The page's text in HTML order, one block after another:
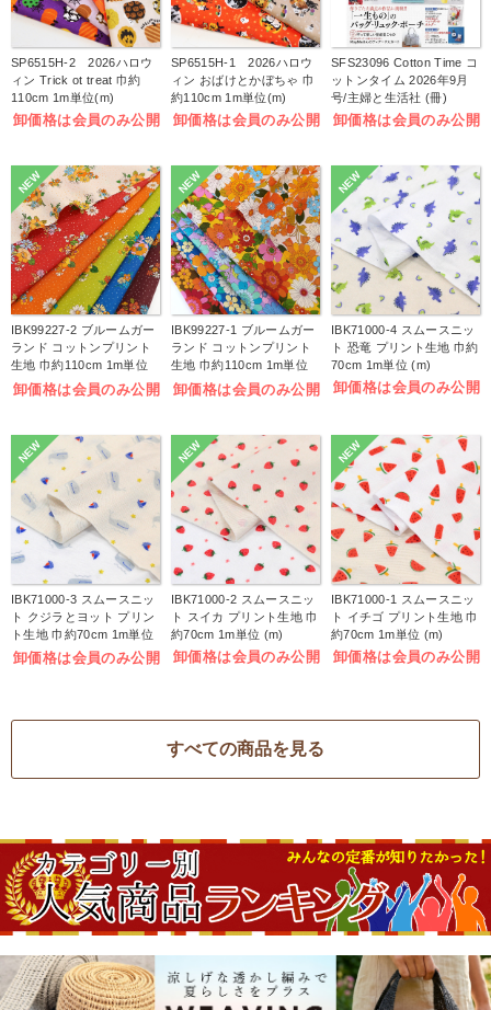
SP6515H-2 2026ハロウ
ィン Trick ot treat 巾約
110cm 1m単位(m)
卸価格は会員のみ公開
SP6515H-1 2026ハロウ
ィン おばけとかぼちゃ 巾
約110cm 1m単位(m)
卸価格は会員のみ公開
SFS23096 Cotton Time コ
ットンタイム 2026年9月
号/主婦と生活社 (冊)
卸価格は会員のみ公開
NEW
IBK99227-2 ブルームガー
ランド コットンプリント
生地 巾約110cm 1m単位
(m)
卸価格は会員のみ公開
NEW
IBK99227-1 ブルームガー
ランド コットンプリント
生地 巾約110cm 1m単位
(m)
卸価格は会員のみ公開
NEW
IBK71000-4 スムースニッ
ト 恐竜 プリント生地 巾約
70cm 1m単位 (m)
卸価格は会員のみ公開
NEW
IBK71000-3 スムースニッ
ト クジラとヨット プリン
ト生地 巾約70cm 1m単位
(m)
卸価格は会員のみ公開
NEW
IBK71000-2 スムースニッ
ト スイカ プリント生地 巾
約70cm 1m単位 (m)
卸価格は会員のみ公開
NEW
IBK71000-1 スムースニッ
ト イチゴ プリント生地 巾
約70cm 1m単位 (m)
卸価格は会員のみ公開
すべての商品を見る